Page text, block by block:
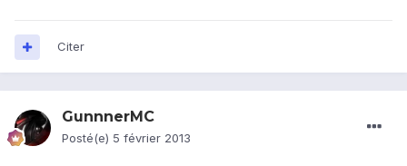
Citer
GunnnerMC
Posté(e) 5 février 2013